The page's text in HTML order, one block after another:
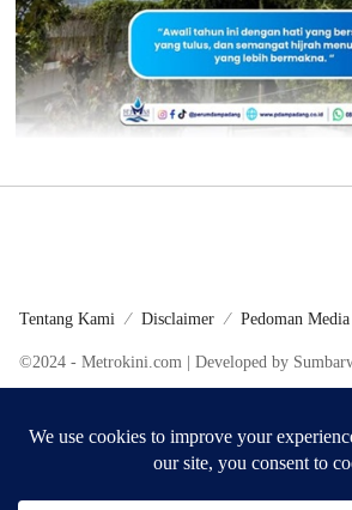
Tentang Kami Disclaimer Pedoman
©2024 - Metrokini.com | Developed by